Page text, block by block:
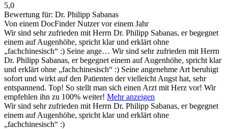
5,0
Bewertung für: Dr. Philipp Sabanas
Von einem DocFinder Nutzervor einem Jahr
Wir sind sehr zufrieden mit Herrn Dr. Philipp Sabanas, er begegnet
einem auf Augenhöhe, spricht klar und erklärt ohne
„fachchinesisch“ :) Seine ange… Wir sind sehr zufrieden mit Herrn
Dr. Philipp Sabanas, er begegnet einem auf Augenhöhe, spricht klar
und erklärt ohne „fachchinesisch“ :) Seine angenehme Art beruhigt
sofort und wirkt auf den Patienten der vielleicht Angst hat, sehr
entspannend. Top! So stellt man sich einen Arzt mit Herz vor! Wir
empfehlen ihn zu 100% weiter! Mehr anzeigen
Wir sind sehr zufrieden mit Herrn Dr. Philipp Sabanas, er begegnet
einem auf Augenhöhe, spricht klar und erklärt ohne
„fachchinesisch“ :)